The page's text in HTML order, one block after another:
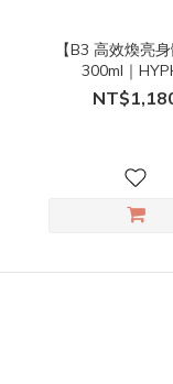
【B3 高效煥亮身
300ml｜